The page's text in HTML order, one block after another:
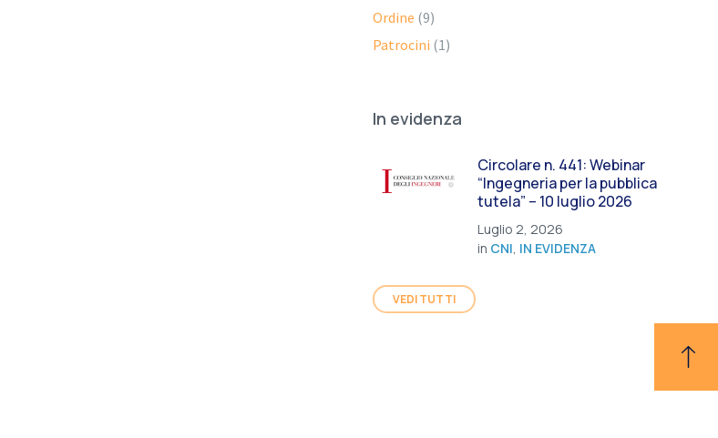
Ordine (9)
Patrocini (1)
In evidenza
Circolare n. 441: Webinar
“Ingegneria per la pubblica
tutela” – 10 luglio 2026
Luglio 2, 2026
in CNI, IN EVIDENZA
VEDI TUTTI